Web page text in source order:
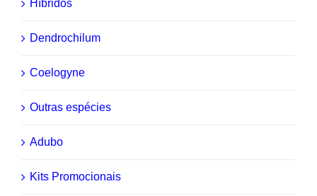
Híbridos
Dendrochilum
Coelogyne
Outras espécies
Adubo
Kits Promocionais